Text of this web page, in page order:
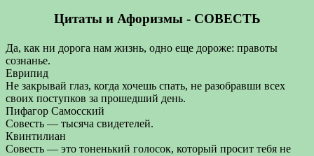
Цитаты и Афоризмы - СОВЕСТЬ
Да, как ни дорога нам жизнь, одно еще дороже: правоты
сознанье.
Еврипид
Не закрывай глаз, когда хочешь спать, не разобравши всех
своих поступков за прошедший день.
Пифагор Самосский
Совесть — тысяча свидетелей.
Квинтилиан
Совесть — это тоненький голосок, который просит тебя не